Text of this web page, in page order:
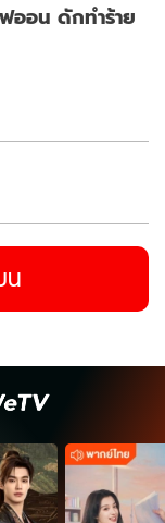
ออน ดักทำร้าย
น